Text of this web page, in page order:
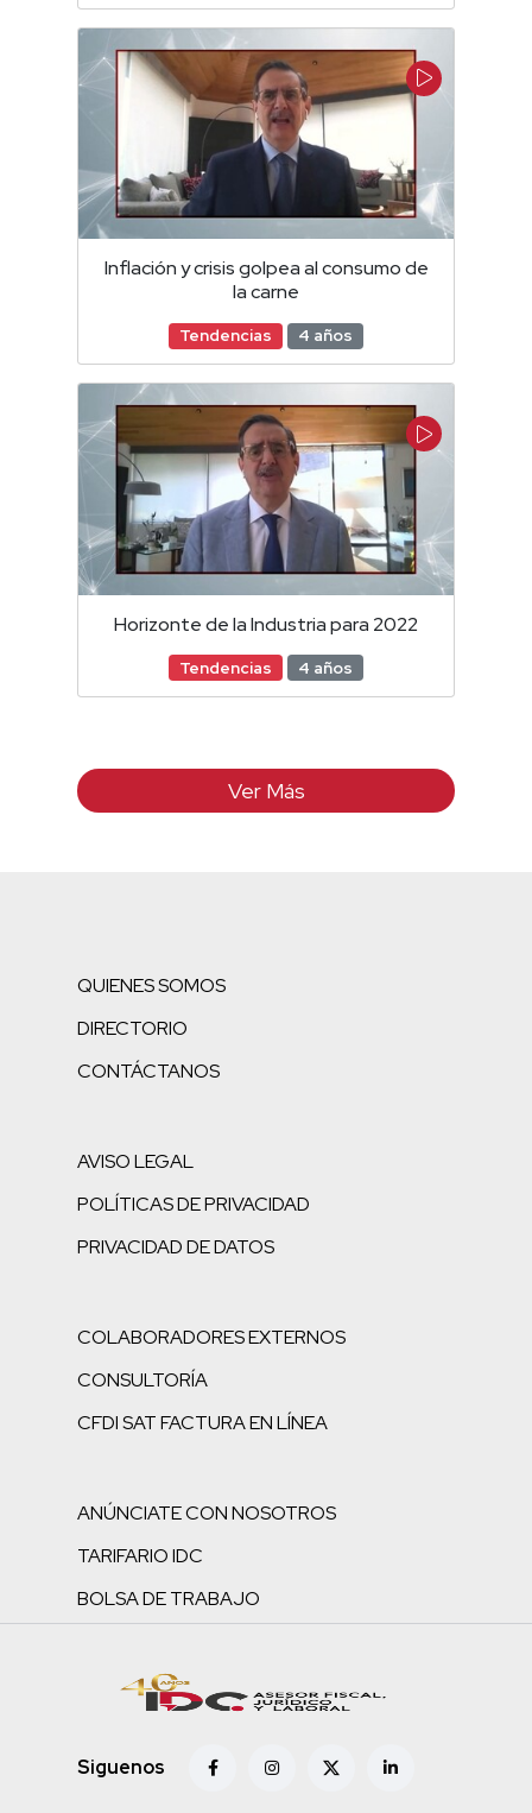
Inflación y crisis golpea al consumo de
la carne
Tendencias 4 años
Horizonte de la Industria para 2022
Tendencias 4 años
Ver Más
QUIENES SOMOS
DIRECTORIO
CONTÁCTANOS
AVISO LEGAL
POLÍTICAS DE PRIVACIDAD
PRIVACIDAD DE DATOS
COLABORADORES EXTERNOS
CONSULTORÍA
CFDI SAT FACTURA EN LÍNEA
ANÚNCIATE CON NOSOTROS
TARIFARIO IDC
BOLSA DE TRABAJO
Siguenos